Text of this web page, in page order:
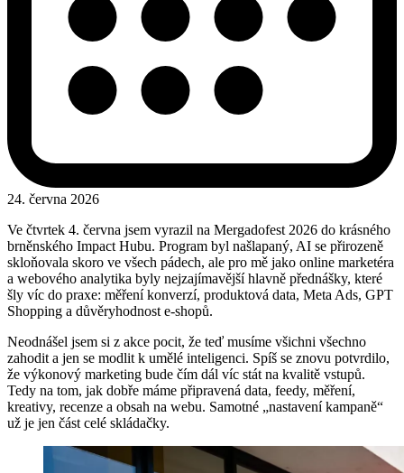
24. června 2026
Ve čtvrtek 4. června jsem vyrazil na Mergadofest 2026 do krásného
brněnského Impact Hubu. Program byl našlapaný, AI se přirozeně
skloňovala skoro ve všech pádech, ale pro mě jako online marketéra
a webového analytika byly nejzajímavější hlavně přednášky, které
šly víc do praxe: měření konverzí, produktová data, Meta Ads, GPT
Shopping a důvěryhodnost e-shopů.
Neodnášel jsem si z akce pocit, že teď musíme všichni všechno
zahodit a jen se modlit k umělé inteligenci. Spíš se znovu potvrdilo,
že výkonový marketing bude čím dál víc stát na kvalitě vstupů.
Tedy na tom, jak dobře máme připravená data, feedy, měření,
kreativy, recenze a obsah na webu. Samotné „nastavení kampaně“
už je jen část celé skládačky.